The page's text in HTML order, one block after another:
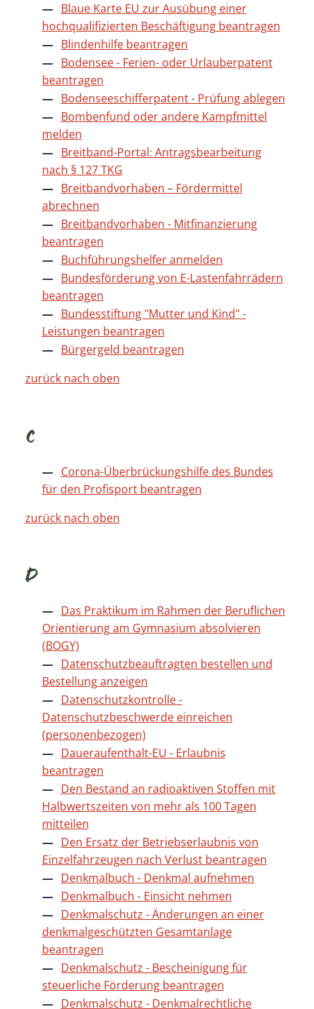
Blaue Karte EU zur Ausübung einer
hochqualifizierten Beschäftigung beantragen
Blindenhilfe beantragen
Bodensee - Ferien- oder Urlauberpatent
beantragen
Bodenseeschifferpatent - Prüfung ablegen
Bombenfund oder andere Kampfmittel
melden
Breitband-Portal: Antragsbearbeitung
nach § 127 TKG
Breitbandvorhaben – Fördermittel
abrechnen
Breitbandvorhaben - Mitfinanzierung
beantragen
Buchführungshelfer anmelden
Bundesförderung von E-Lastenfahrrädern
beantragen
Bundesstiftung "Mutter und Kind" -
Leistungen beantragen
Bürgergeld beantragen
zurück nach oben
C
Corona-Überbrückungshilfe des Bundes
für den Profisport beantragen
zurück nach oben
D
Das Praktikum im Rahmen der Beruflichen
Orientierung am Gymnasium absolvieren
(BOGY)
Datenschutzbeauftragten bestellen und
Bestellung anzeigen
Datenschutzkontrolle -
Datenschutzbeschwerde einreichen
(personenbezogen)
Daueraufenthalt-EU - Erlaubnis
beantragen
Den Bestand an radioaktiven Stoffen mit
Halbwertszeiten von mehr als 100 Tagen
mitteilen
Den Ersatz der Betriebserlaubnis von
Einzelfahrzeugen nach Verlust beantragen
Denkmalbuch - Denkmal aufnehmen
Denkmalbuch - Einsicht nehmen
Denkmalschutz - Änderungen an einer
denkmalgeschützten Gesamtanlage
beantragen
Denkmalschutz - Bescheinigung für
steuerliche Förderung beantragen
Denkmalschutz - Denkmalrechtliche